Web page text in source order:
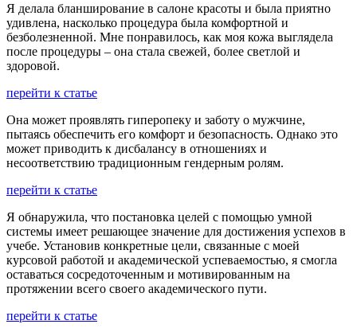
Я делала бланширование в салоне красоты и была приятно
удивлена, насколько процедура была комфортной и
безболезненной. Мне понравилось, как моя кожа выглядела
после процедуры – она стала свежей, более светлой и
здоровой.
перейти к статье
Она может проявлять гиперопеку и заботу о мужчине,
пытаясь обеспечить его комфорт и безопасность. Однако это
может приводить к дисбалансу в отношениях и
несоответствию традиционным гендерным ролям.
перейти к статье
Я обнаружила, что постановка целей с помощью умной
системы имеет решающее значение для достижения успехов в
учебе. Установив конкретные цели, связанные с моей
курсовой работой и академической успеваемостью, я смогла
оставаться сосредоточенным и мотивированным на
протяжении всего своего академического пути.
перейти к статье